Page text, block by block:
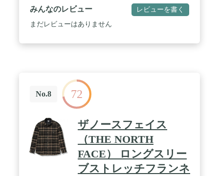
初めてフロントジッパーを採用したライダースジャ
ケット「Perfecto」シリーズを発売。 ボタン仕様し
かなかった当時、画期的なジャケットとして話題と
デルである。 その後もラモーンズやセックスピスト
ルズをはじめ、多くのロックミュージシャンに支持
され、時代を超えた永遠の番として今なお多くの
人々を魅了する 。最近では定番モデルだけでなく、
カジュアルラインも充実させるなど、常に時代に合
わせて進化を遂げる革新性も忘れない。 ライダース
の歴史は永遠にSchottとともにある。
みんなのレビュー レビューを書く
まだレビューはありません
No.8 72
ザノースフェイス
（THE NORTH
FACE） ロングスリー
ブストレッチフランネ